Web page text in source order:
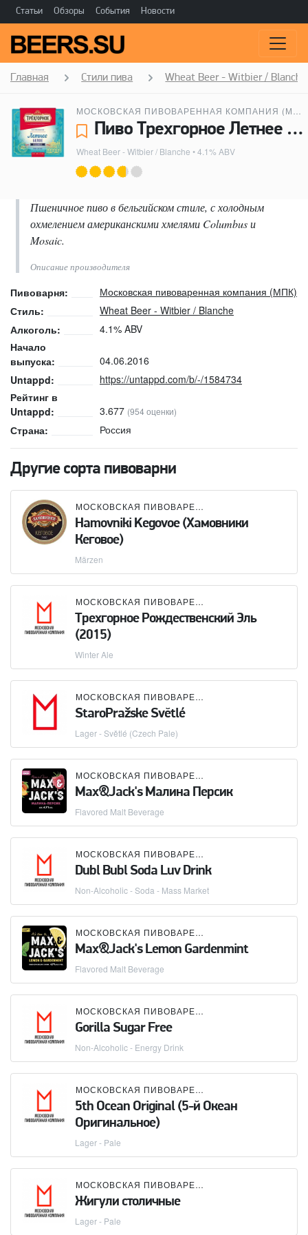
Статьи Обзоры События Новости
Главная Стили пива Wheat Beer - Witbier / Blanche
Пиво Трехгорное Летнее Белое / Three Hills Summer White - Московская пивоваренная компания (МПК)
Wheat Beer - Witbier / Blanche • 4.1% ABV
Пшеничное пиво в бельгийском стиле, с холодным
охмелением американскими хмелями Columbus и
Mosaic.
Описание производителя
Пивоварня:
Московская пивоваренная компания (МПК)
Стиль:
Wheat Beer - Witbier / Blanche
Алкоголь:
4.1% ABV
Начало
выпуска:
04.06.2016
Untappd:
https://untappd.com/b/-/1584734
Рейтинг в
Untappd:
3.677 (954 оценки)
Страна: Россия
Другие сорта пивоварни
МОСКОВСКАЯ ПИВОВАРЕННАЯ КОМПАНИЯ (МПК)
Hamovniki Kegovoe (Хамовники
Кеговое)
Märzen
МОСКОВСКАЯ ПИВОВАРЕННАЯ КОМПАНИЯ (МПК)
Трехгорное Рождественский Эль
(2015)
Winter Ale
МОСКОВСКАЯ ПИВОВАРЕННАЯ КОМПАНИЯ (МПК)
StaroPražske Svĕtlé
Lager - Světlé (Czech Pale)
МОСКОВСКАЯ ПИВОВАРЕННАЯ КОМПАНИЯ (МПК)
Max&Jack's Малина Персик
Flavored Malt Beverage
МОСКОВСКАЯ ПИВОВАРЕННАЯ КОМПАНИЯ (МПК)
Dubl Bubl Soda Luv Drink
Non-Alcoholic - Soda - Mass Market
МОСКОВСКАЯ ПИВОВАРЕННАЯ КОМПАНИЯ (МПК)
Max&Jack's Lemon Gardenmint
Flavored Malt Beverage
МОСКОВСКАЯ ПИВОВАРЕННАЯ КОМПАНИЯ (МПК)
Gorilla Sugar Free
Non-Alcoholic - Energy Drink
МОСКОВСКАЯ ПИВОВАРЕННАЯ КОМПАНИЯ (МПК)
5th Ocean Original (5-й Океан
Оригинальное)
Lager - Pale
МОСКОВСКАЯ ПИВОВАРЕННАЯ КОМПАНИЯ (МПК)
Жигули столичные
Lager - Pale